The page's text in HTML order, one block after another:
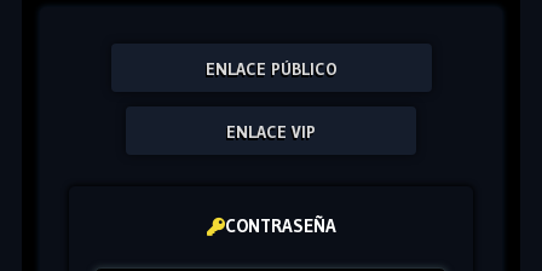
ENLACE PÚBLICO
ENLACE VIP
CONTRASEÑA